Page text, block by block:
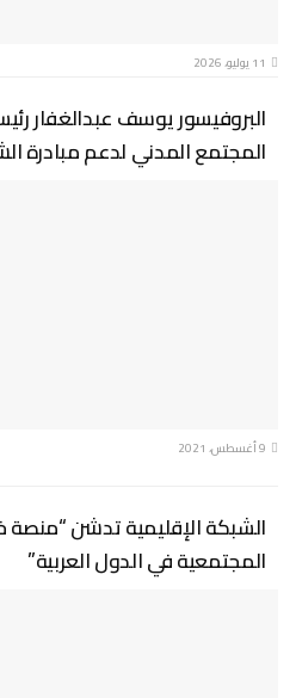
البروفيسور يوسف عبدالغفار
المجتمع المدني لدعم مبادرة
الشبكة الإقليمية تدشن “منصة
المجتمعية في الدول العربية”